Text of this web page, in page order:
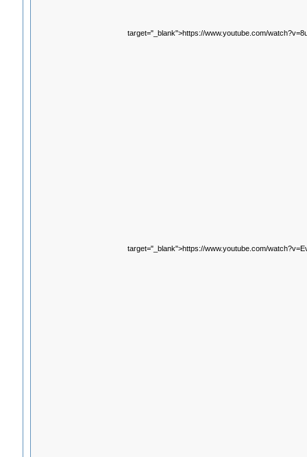
target="_blank">https://www.youtube.com/
target="_blank">https://www.youtube.com/